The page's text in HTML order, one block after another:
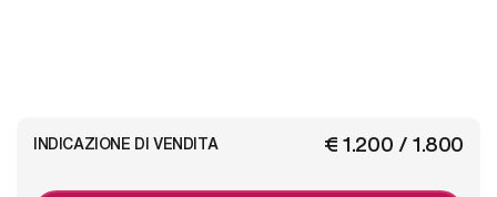
€ 1.200 / 1.800
INDICAZIONE DI VENDITA